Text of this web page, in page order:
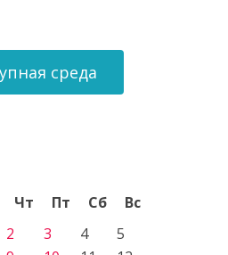
среда
Чт Пт Сб
Вс
2 3 4
5